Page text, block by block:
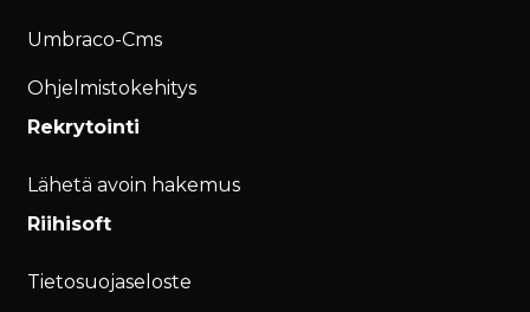
Umbraco-Cms
Ohjelmistokehitys
Rekrytointi
Lähetä avoin hakemus
Riihisoft
Tietosuojaseloste